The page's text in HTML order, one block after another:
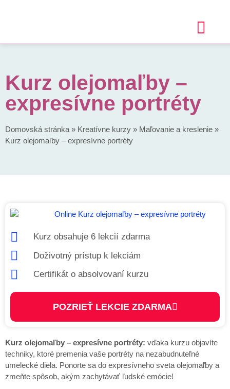
Kurz olejomaľby –
expresívne portréty
Domovská stránka » Kreatívne kurzy » Maľovanie a kreslenie »
Kurz olejomaľby – expresívne portréty
Kurz olejomaľby – expresívne portréty: vďaka kurzu objavíte
techniky, ktoré premenia vaše portréty na nezabudnuteľné
umelecké diela. Ponorte sa do expresívneho sveta olejomaľby a
zmeňte spôsob, akým zachytávať ľudské emócie!
Kurz obsahuje 6 lekcií zdarma
Doživotný prístup k lekciám
Certifikát o absolvovaní kurzu
POZRIEŤ LEKCIE ZDARMA